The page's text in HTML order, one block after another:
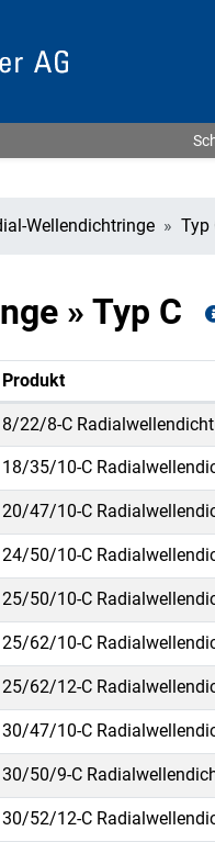
Wellendichtringe Typ
» Typ C
Produkt
8/22/8-C
18/35/10-C
20/47/10-C
24/50/10-C
25/50/10-C
25/62/10-C
25/62/12-C
30/47/10-C
30/50/9-C
30/52/12-C